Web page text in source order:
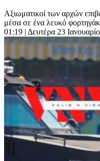
Αξιωματικοί των αρχών
μέσα σε ένα λευκό
01:19 | Δευτέρα 23